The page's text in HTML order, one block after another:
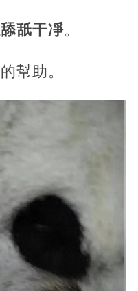
舐干凈。
幫助。